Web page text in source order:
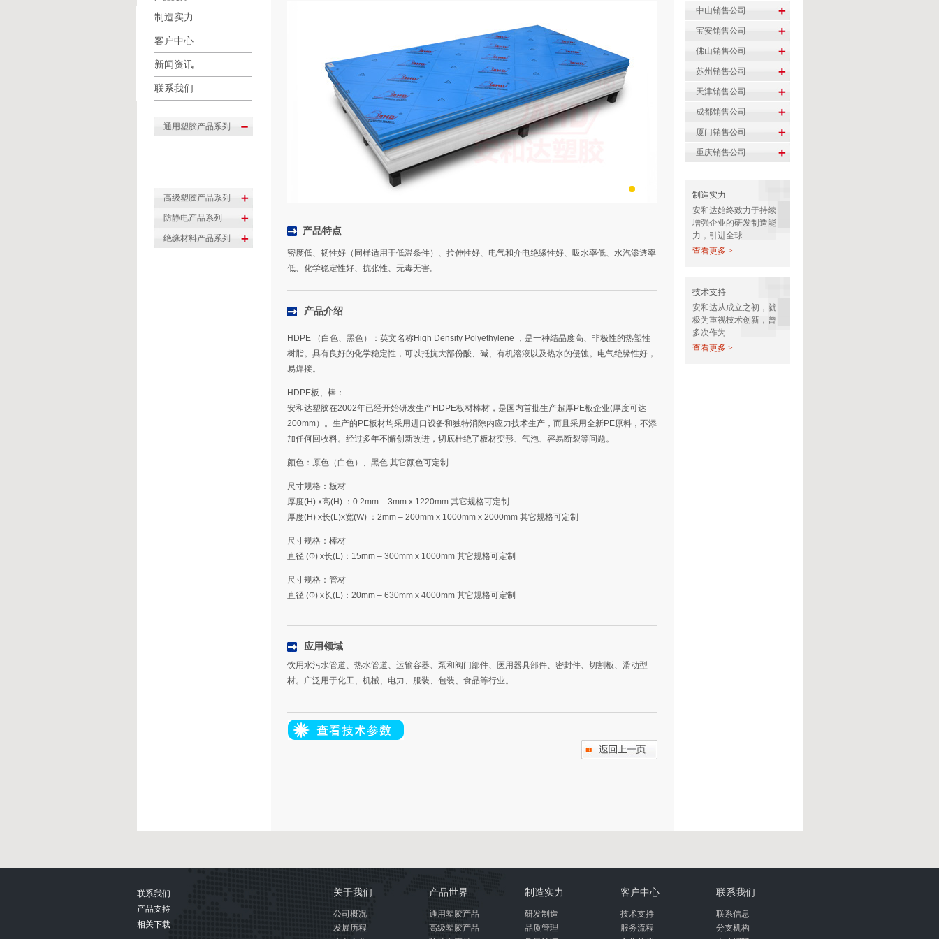
制造实力
客户中心
新闻资讯
联系我们
产品特点
密度低、韧性好（同样适用于低温条件）、拉伸性好、电气和介电绝缘性好、吸水率低、水汽渗透率
低、化学稳定性好、抗张性、无毒无害。
产品介绍
HDPE （白色、黑色）：英文名称High Density Polyethylene ，是一种结晶度高、非极性的热塑性
树脂。具有良好的化学稳定性，可以抵抗大部份酸、碱、有机溶液以及热水的侵蚀。电气绝缘性好，
易焊接。
HDPE板、棒：
安和达塑胶在2002年已经开始研发生产HDPE板材棒材，是国内首批生产超厚PE板企业(厚度可达
200mm）。生产的PE板材均采用进口设备和独特消除内应力技术生产，而且采用全新PE原料，不添
加任何回收料。经过多年不懈创新改进，切底杜绝了板材变形、气泡、容易断裂等问题。
颜色：原色（白色）、黑色 其它颜色可定制
尺寸规格：板材
厚度(H) x高(H) ：0.2mm – 3mm x 1220mm 其它规格可定制
厚度(H) x长(L)x宽(W) ：2mm – 200mm x 1000mm x 2000mm 其它规格可定制
尺寸规格：棒材
直径 (Ф) x长(L)：15mm – 300mm x 1000mm 其它规格可定制
尺寸规格：管材
直径 (Ф) x长(L)：20mm – 630mm x 4000mm 其它规格可定制
应用领域
饮用水污水管道、热水管道、运输容器、泵和阀门部件、医用器具部件、密封件、切割板、滑动型
材。广泛用于化工、机械、电力、服装、包装、食品等行业。
制造实力
安和达始终致力于持续
增强企业的研发制造能
力，引进全球...
查看更多 >
技术支持
安和达从成立之初，就
极为重视技术创新，曾
多次作为...
查看更多 >
联系我们
产品支持
相关下载
关于我们
公司概况
发展历程
产品世界
通用塑胶产品
高级塑胶产品
制造实力
研发制造
品质管理
客户中心
技术支持
服务流程
联系我们
联系信息
分支机构